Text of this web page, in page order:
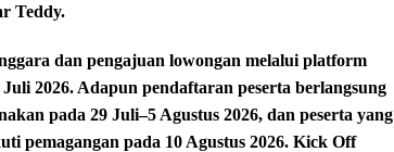
Teddy.
dan pengajuan lowongan melalui platform
2026. Adapun pendaftaran peserta berlangsung
pada 29 Juli–5 Agustus 2026, dan peserta yang
pemagangan pada 10 Agustus 2026. Kick Off